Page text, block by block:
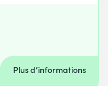
Plus d’informations